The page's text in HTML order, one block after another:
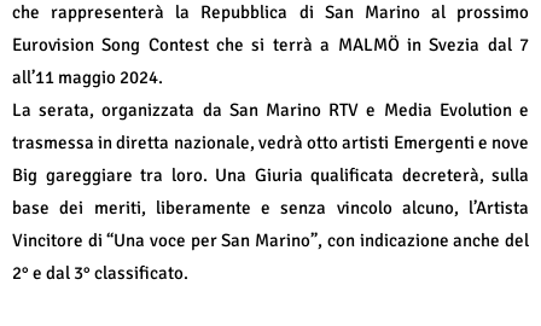
che rappresenterà la Repubblica di San Marino al prossimo
Eurovision Song Contest che si terrà a MALMÖ in Svezia dal 7
all’11 maggio 2024.
La serata, organizzata da San Marino RTV e Media Evolution e
trasmessa in diretta nazionale, vedrà otto artisti Emergenti e nove
Big gareggiare tra loro. Una Giuria qualificata decreterà, sulla
base dei meriti, liberamente e senza vincolo alcuno, l’Artista
Vincitore di “Una voce per San Marino”, con indicazione anche del
2° e dal 3° classificato.